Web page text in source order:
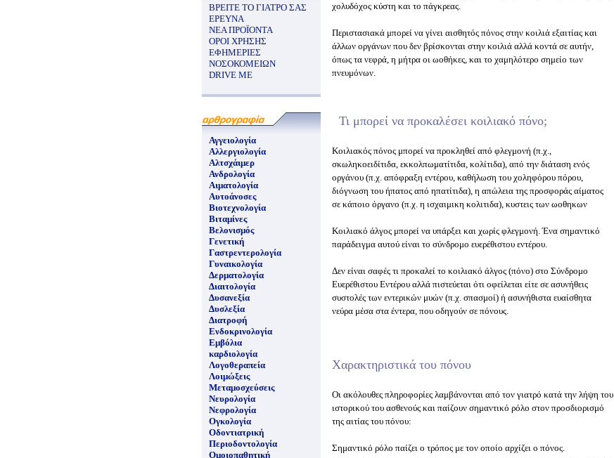
ΒΡΕΙΤΕ ΤΟ ΓΙΑΤΡΟ ΣΑΣ
ΕΡΕΥΝΑ
ΝΕΑ ΠΡΟΪΟΝΤΑ
ΟΡΟΙ ΧΡΗΣΗΣ
ΕΦΗΜΕΡΙΕΣ
ΝΟΣΟΚΟΜΕΙΩΝ
DRIVE ME
Αγγειολογία
Αλλεργιολογία
Αλτσχάιμερ
Ανδρολογία
Αιματολογία
Αυτοάνοσες
Βιοτεχνολογία
Βιταμίνες
Βελονισμός
Γενετική
Γαστρεντερολογία
Γυναικολογία
Δερματολογία
Διαιτολογία
Δυσανεξία
Δυσλεξία
Διατροφή
Ενδοκρινολογία
Εμβόλια
καρδιολογία
Λογοθεραπεία
Λοιμώξεις
Μεταμοσχεύσεις
Νευρολογία
Νεφρολογία
Ογκολογία
Οδοντιατρική
Περιοδοντολογία
Ομοιοπαθητική
χολυδόχος κύστη και το πάγκρεας.
Περιστασιακά μπορεί να γίνει αισθητός πόνος στην κοιλιά εξαιτίας και
άλλων οργάνων που δεν βρίσκονται στην κοιλιά αλλά κοντά σε αυτήν,
όπως τα νεφρά, η μήτρα οι ωοθήκες, και το χαμηλότερο σημείο των
πνευμόνων.
Τι μπορεί να προκαλέσει κοιλιακό πόνο;
Κοιλιακός πόνος μπορεί να προκληθεί από φλεγμονή (π.χ.,
σκωληκοειδίτιδα, εκκολπωματίτιδα, κολίτιδα), από την διάταση ενός
οργάνου (π.χ. απόφραξη εντέρου, καθήλωση του χοληφόρου πόρου,
διόγνωση του ήπατος από ηπατίτιδα), η απώλεια της προσφοράς αίματος
σε κάποιο όργανο (π.χ. η ισχαιμικη κολιτιδα), κυστεις των ωοθηκων
Κοιλιακό άλγος μπορεί να υπάρξει και χωρίς φλεγμονή. Ένα σημαντικό
παράδειγμα αυτού είναι το σύνδρομο ευερέθιστου εντέρου.
Δεν είναι σαφές τι προκαλεί το κοιλιακό άλγος (πόνο) στο Σύνδρομο
Ευερέθιστου Εντέρου αλλά πιστεύεται ότι οφείλεται είτε σε ασυνήθεις
συστολές των εντερικών μυών (π.χ. σπασμοί) ή ασυνήθιστα ευαίσθητα
νεύρα μέσα στα έντερα, που οδηγούν σε πόνους.
Χαρακτηριστικά του πόνου
Οι ακόλουθες πληροφορίες λαμβάνονται από τον γιατρό κατά την λήψη του
ιστορικού του ασθενούς και παίζουν σημαντικό ρόλο στον προσδιορισμό
της αιτίας του πόνου:
Σημαντικό ρόλο παίζει ο τρόπος με τον οποίο αρχίζει ο πόνος.